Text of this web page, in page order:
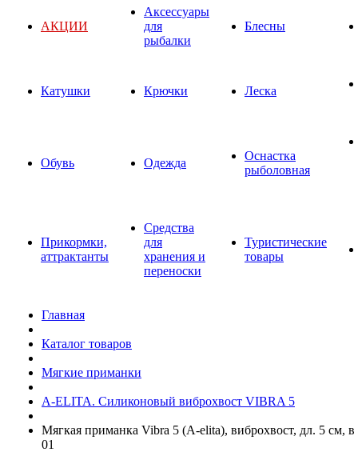
АКЦИИ
Аксессуары
для
рыбалки
Блесны
Катушки Крючки Леска
Обувь Одежда
Оснастка
рыболовная
Прикормки,
аттрактанты
Средства
для
хранения и
переноски
Туристические
товары
Главная
Каталог товаров
Мягкие приманки
A-ELITA. Силиконовый виброхвост VIBRA 5
Мягкая приманка Vibra 5 (A-elita), виброхвост, дл. 5 см,
01